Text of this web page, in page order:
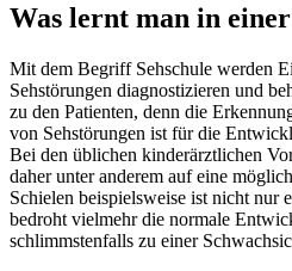
Was lernt man in einer
Mit dem Begriff Sehschule werden
Sehstörungen diagnostizieren und
zu den Patienten, denn die
von Sehstörungen ist für die
Bei den üblichen kinderärztlichen
daher unter anderem auf eine
Schielen beispielsweise ist nicht nur
bedroht vielmehr die normale
schlimmstenfalls zu einer